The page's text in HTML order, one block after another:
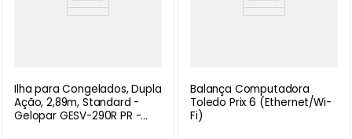
Ilha para Congelados, Dupla
Ação, 2,89m, Standard -
Gelopar GESV-290R PR -
Balança Computadora
Toledo Prix 6 (Ethernet/Wi-
Fi)